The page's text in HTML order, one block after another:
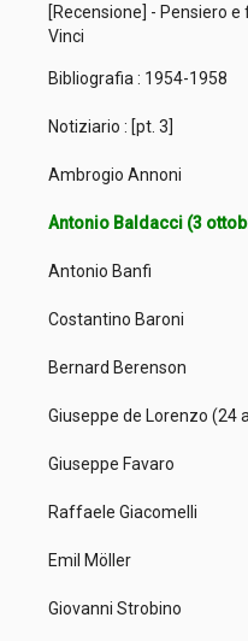
[Recensione] - Pensiero
Vinci
Bibliografia : 1954-1958
Notiziario : [pt. 3]
Ambrogio Annoni
Antonio Baldacci (3
Antonio Banfi
Costantino Baroni
Bernard Berenson
Giuseppe de Lorenzo (24
Giuseppe Favaro
Raffaele Giacomelli
Emil Möller
Giovanni Strobino